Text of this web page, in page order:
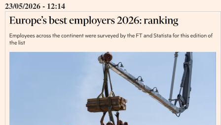
23/05/2026 - 12:14